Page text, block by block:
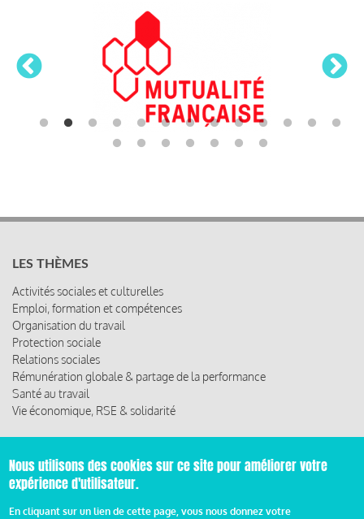
LES THÈMES
Activités sociales et culturelles
Emploi, formation et compétences
Organisation du travail
Protection sociale
Relations sociales
Rémunération globale & partage de la performance
Santé au travail
Vie économique, RSE & solidarité
Les abonnements
Les rencontres
Les ressources
Nous utilisons des cookies sur ce site pour améliorer votre
expérience d'utilisateur.
En cliquant sur un lien de cette page, vous nous donnez votre